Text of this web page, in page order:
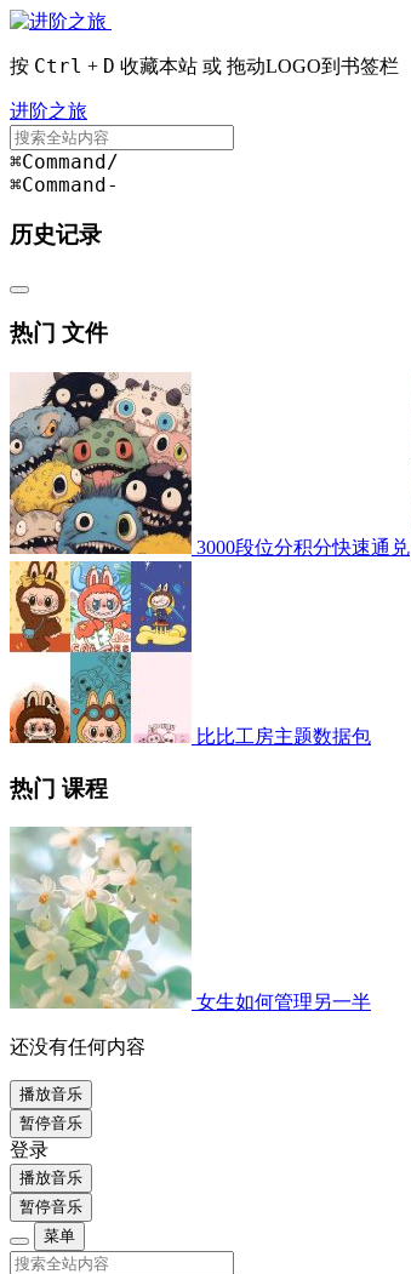
按 Ctrl + D 收藏本站 或 拖动LOGO到书签栏
进阶之旅
⌘Command/
⌘Command-
历史记录
热门 文件
3000段位分积分快速通兑
比比工房主题数据包
热门 课程
女生如何管理另一半
还没有任何内容
播放音乐
暂停音乐
登录
播放音乐
暂停音乐
菜单